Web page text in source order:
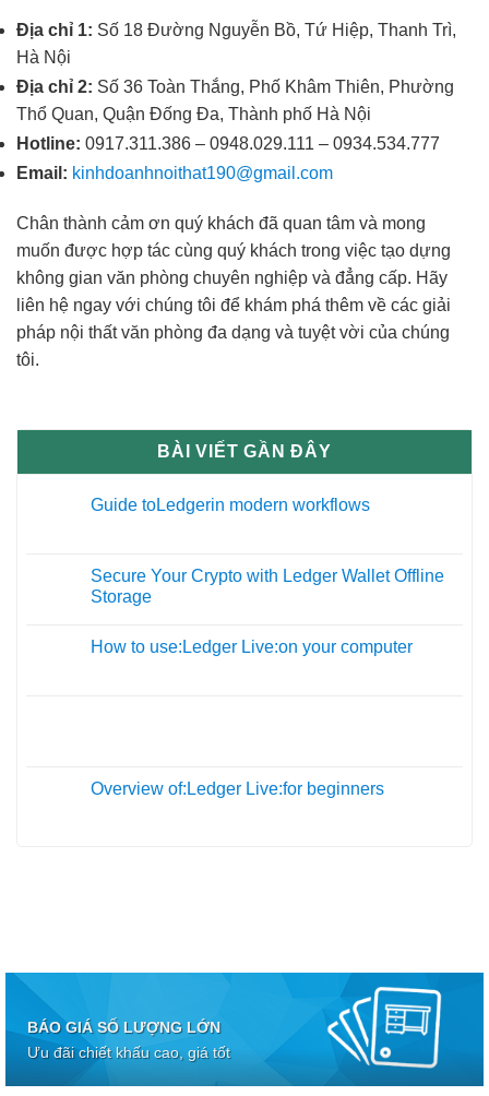
Địa chỉ 1: Số 18 Đường Nguyễn Bồ, Tứ Hiệp, Thanh Trì,
Hà Nội
Địa chỉ 2: Số 36 Toàn Thắng, Phố Khâm Thiên, Phường
Thổ Quan, Quận Đống Đa, Thành phố Hà Nội
Hotline: 0917.311.386 – 0948.029.111 – 0934.534.777
Email: kinhdoanhnoithat190@gmail.com
Chân thành cảm ơn quý khách đã quan tâm và mong
muốn được hợp tác cùng quý khách trong việc tạo dựng
không gian văn phòng chuyên nghiệp và đẳng cấp. Hãy
liên hệ ngay với chúng tôi để khám phá thêm về các giải
pháp nội thất văn phòng đa dạng và tuyệt vời của chúng
tôi.
BÀI VIẾT GẦN ĐÂY
Guide toLedgerin modern workflows
Secure Your Crypto with Ledger Wallet Offline
Storage
How to use:Ledger Live:on your computer
Overview of:Ledger Live:for beginners
BÁO GIÁ SỐ LƯỢNG LỚN
Ưu đãi chiết khấu cao, giá tốt